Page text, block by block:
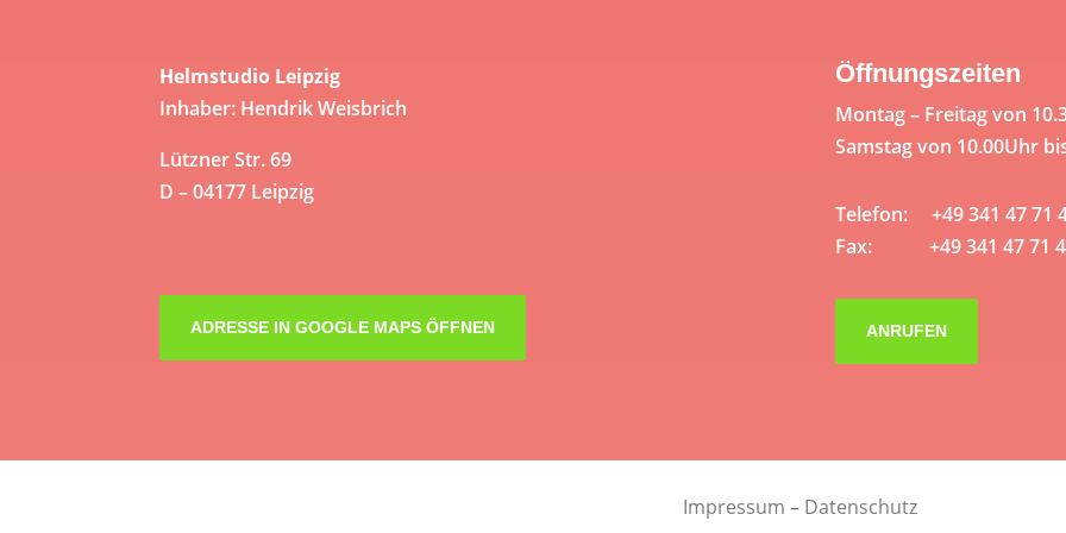
Helmstudio Leipzig
Inhaber: Hendrik Weisbrich
Lützner Str. 69
D – 04177 Leipzig
ADRESSE IN GOOGLE MAPS ÖFFNEN
Öffnungszeiten
Montag – Freitag von
Samstag von 10.00Uhr
Telefon: +49 341 47 71
Fax: +49 341 47 71
ANRUFEN
Impressum – Datenschutz